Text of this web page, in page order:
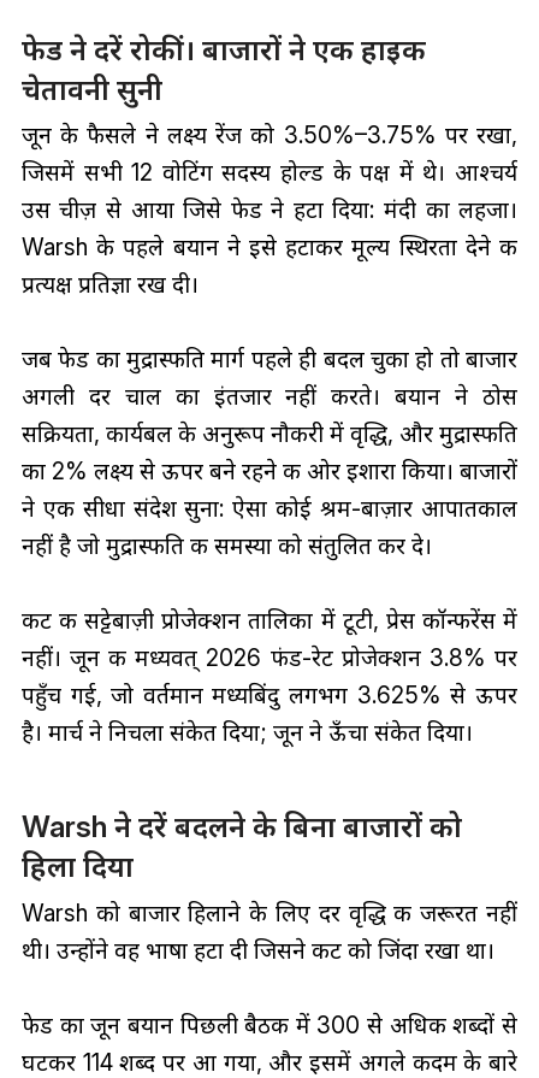
फेड ने दरें रोकीं। बाजारों ने एक हाइक
चेतावनी सुनी
जून के फैसले ने लक्ष्य रेंज को 3.50%–3.75% पर रखा,
जिसमें सभी 12 वोटिंग सदस्य होल्ड के पक्ष में थे। आश्चर्य
उस चीज़ से आया जिसे फेड ने हटा दिया: मंदी का लहजा।
Warsh के पहले बयान ने इसे हटाकर मूल्य स्थिरता देने की
प्रत्यक्ष प्रतिज्ञा रख दी।
जब फेड का मुद्रास्फीति मार्ग पहले ही बदल चुका हो तो बाजार
अगली दर चाल का इंतजार नहीं करते। बयान ने ठोस
सक्रियता, कार्यबल के अनुरूप नौकरी में वृद्धि, और मुद्रास्फीति
का 2% लक्ष्य से ऊपर बने रहने की ओर इशारा किया। बाजारों
ने एक सीधा संदेश सुना: ऐसा कोई श्रम-बाज़ार आपातकाल
नहीं है जो मुद्रास्फीति की समस्या को संतुलित कर दे।
कट की सट्टेबाज़ी प्रोजेक्शन तालिका में टूटी, प्रेस कॉन्फरेंस में
नहीं। जून की मध्यवत् 2026 फंड-रेट प्रोजेक्शन 3.8% पर
पहुँच गई, जो वर्तमान मध्यबिंदु लगभग 3.625% से ऊपर
है। मार्च ने निचला संकेत दिया; जून ने ऊँचा संकेत दिया।
Warsh ने दरें बदलने के बिना बाजारों को
हिला दिया
Warsh को बाजार हिलाने के लिए दर वृद्धि की जरूरत नहीं
थी। उन्होंने वह भाषा हटा दी जिसने कट को जिंदा रखा था।
फेड का जून बयान पिछली बैठक में 300 से अधिक शब्दों से
घटकर 114 शब्द पर आ गया, और इसमें अगले कदम के बारे